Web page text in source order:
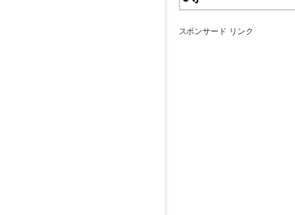
スポンサード リンク